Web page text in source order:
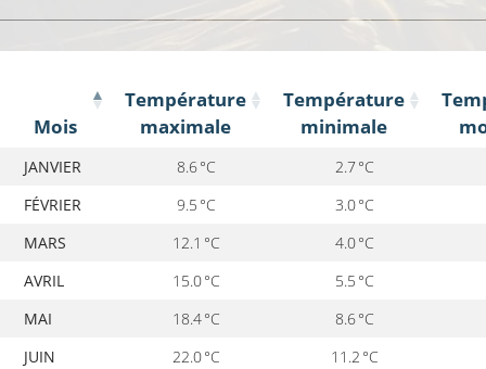
Mois
Température
maximale
Température
minimale
Mois
Température
Température
JANVIER 8.6 °C
2.7 °C
FÉVRIER
9.5 °C
3.0 °C
MARS
12.1 °C
4.0 °C
AVRIL
15.0 °C
5.5 °C
MAI
18.4 °C
8.6 °C
JUIN
22.0 °C
11.2 °C